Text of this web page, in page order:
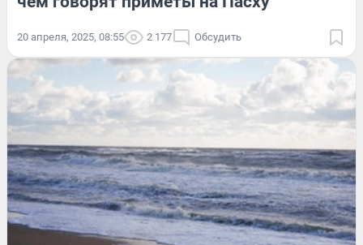
20 апреля, 2025, 08:55 2 177 Обсудить